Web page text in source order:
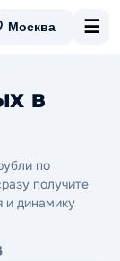
Москва ☰
в
по
получите
и динамику